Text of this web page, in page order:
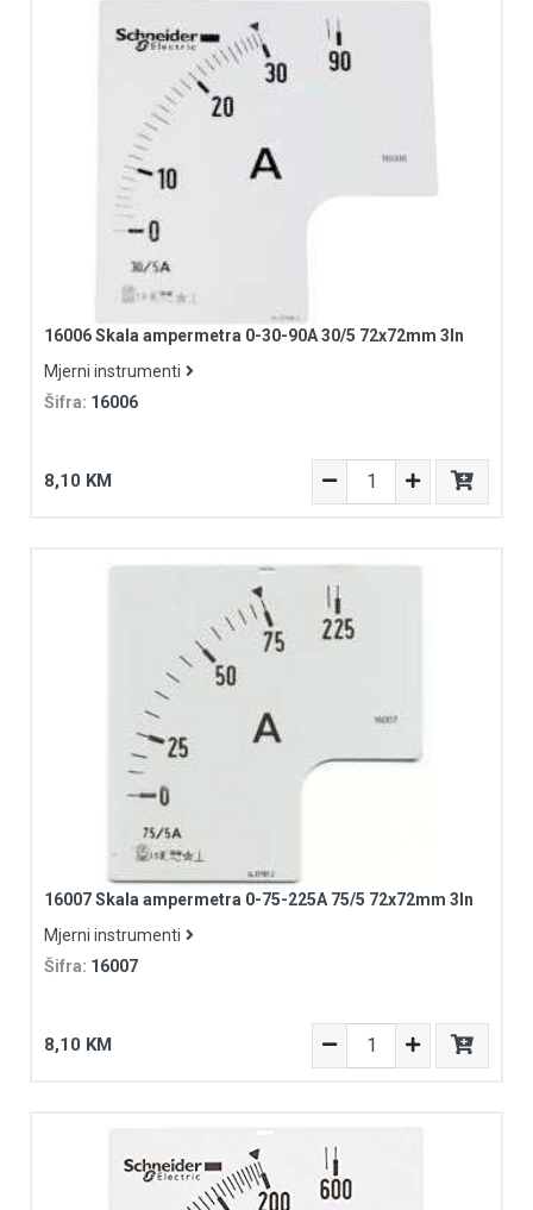
16006 Skala ampermetra 0-30-90A 30/5 72x72mm 3In
Mjerni instrumenti
Šifra: 16006
8,10 KM
16007 Skala ampermetra 0-75-225A 75/5 72x72mm 3In
Mjerni instrumenti
Šifra: 16007
8,10 KM